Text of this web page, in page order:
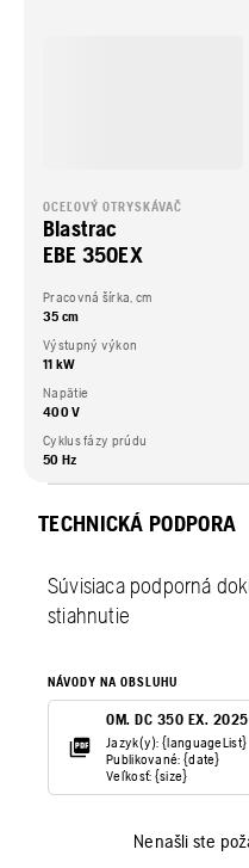
OCEĽOVÝ OTRYSKÁVAČ
Blastrac
EBE 350EX
Pracovná šírka, cm
35 cm
Výstupný výkon
11 kW
Napätie
400 V
Cyklus fázy prúdu
50 Hz
TECHNICKÁ PODPORA
Súvisiaca podporná
stiahnutie
NÁVODY NA OBSLUHU
OM. DC 350 EX.
Jazyk(y): {languageList}
Publikované: {date}
Veľkosť: {size}
Nenašli ste